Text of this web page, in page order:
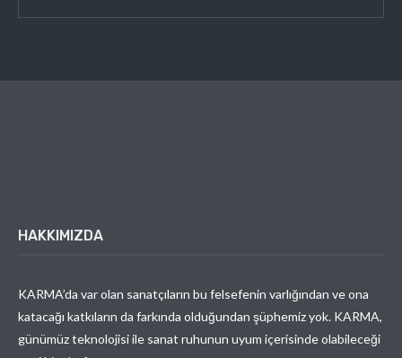
HAKKIMIZDA
KARMA’da var olan sanatçıların bu felsefenin varlığından ve ona
katacağı katkıların da farkında olduğundan şüphemiz yok. KARMA,
günümüz teknolojisi ile sanat ruhunun uyum içerisinde olabileceği